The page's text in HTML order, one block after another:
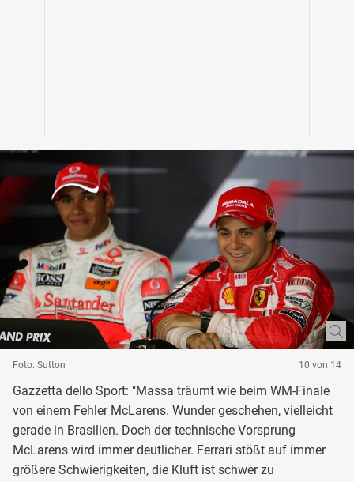
Foto: Sutton 10 von 14
Gazzetta dello Sport: "Massa träumt wie beim WM-Finale
von einem Fehler McLarens. Wunder geschehen, vielleicht
gerade in Brasilien. Doch der technische Vorsprung
McLarens wird immer deutlicher. Ferrari stößt auf immer
größere Schwierigkeiten, die Kluft ist schwer zu